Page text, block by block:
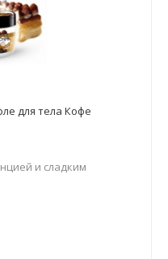
для тела Кофе
и сладким